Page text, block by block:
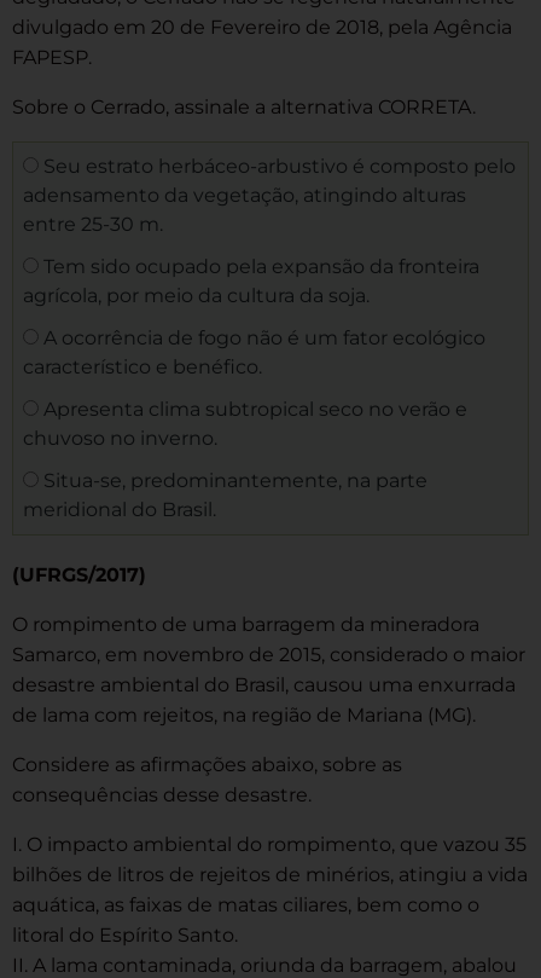
divulgado em 20 de Fevereiro de 2018, pela Agência
FAPESP.
Sobre o Cerrado, assinale a alternativa CORRETA.
Seu estrato herbáceo-arbustivo é composto pelo
adensamento da vegetação, atingindo alturas
entre 25-30 m.
Tem sido ocupado pela expansão da fronteira
agrícola, por meio da cultura da soja.
A ocorrência de fogo não é um fator ecológico
característico e benéfico.
Apresenta clima subtropical seco no verão e
chuvoso no inverno.
Situa-se, predominantemente, na parte
meridional do Brasil.
(UFRGS/2017)
O rompimento de uma barragem da mineradora
Samarco, em novembro de 2015, considerado o maior
desastre ambiental do Brasil, causou uma enxurrada
de lama com rejeitos, na região de Mariana (MG).
Considere as afirmações abaixo, sobre as
consequências desse desastre.
I. O impacto ambiental do rompimento, que vazou 35
bilhões de litros de rejeitos de minérios, atingiu a vida
aquática, as faixas de matas ciliares, bem como o
litoral do Espírito Santo.
II. A lama contaminada, oriunda da barragem, abalou